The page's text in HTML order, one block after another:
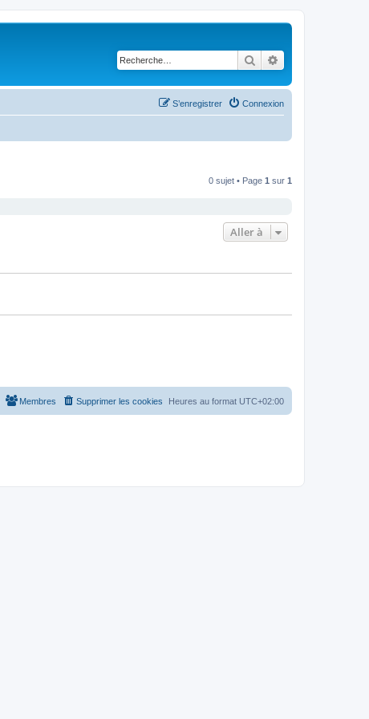
Rechercher
Connexion
S’enregistrer
0 sujet • Page 1 sur 1
Aller à
Heures au format UTC+02:00
Supprimer les cookies
Membres